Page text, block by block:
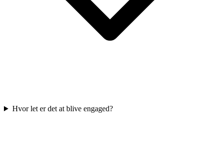
Hvor let er det at blive engaged?